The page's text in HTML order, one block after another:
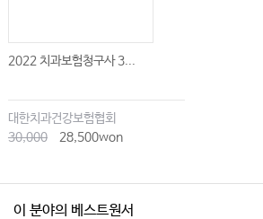
2022 치과보험청구사 3...
대한치과건강보험협회
30,000
28,500won
이 분야의 베스트원서